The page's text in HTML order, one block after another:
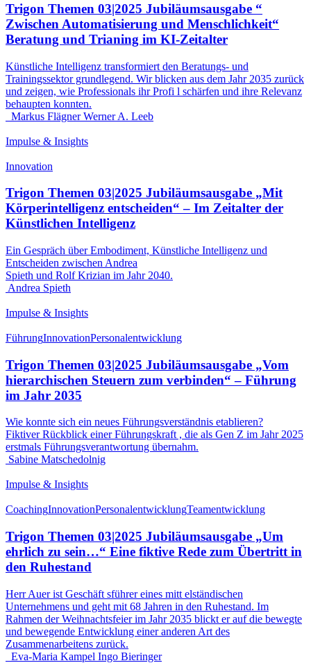
Trigon Themen 03|2025 Jubiläumsausgabe “
Zwischen Automatisierung und Menschlichkeit“
Beratung und Trianing im KI-Zeitalter
Künstliche Intelligenz transformiert den Beratungs- und
Trainingssektor grundlegend. Wir blicken aus dem Jahr 2035 zurück
und zeigen, wie Professionals ihr Profi l schärfen und ihre Relevanz
behaupten konnten.
Markus Flägner Werner A. Leeb
Impulse & Insights
Innovation
Trigon Themen 03|2025 Jubiläumsausgabe „Mit
Körperintelligenz entscheiden“ – Im Zeitalter der
Künstlichen Intelligenz
Ein Gespräch über Embodiment, Künstliche Intelligenz und
Entscheiden zwischen Andrea
Spieth und Rolf Krizian im Jahr 2040.
Andrea Spieth
Impulse & Insights
FührungInnovationPersonalentwicklung
Trigon Themen 03|2025 Jubiläumsausgabe „Vom
hierarchischen Steuern zum verbinden“ – Führung
im Jahr 2035
Wie konnte sich ein neues Führungsverständnis etablieren?
Fiktiver Rückblick einer Führungskraft , die als Gen Z im Jahr 2025
erstmals Führungsverantwortung übernahm.
Sabine Matschedolnig
Impulse & Insights
CoachingInnovationPersonalentwicklungTeamentwicklung
Trigon Themen 03|2025 Jubiläumsausgabe „Um
ehrlich zu sein…“ Eine fiktive Rede zum Übertritt in
den Ruhestand
Herr Auer ist Geschäft sführer eines mitt elständischen
Unternehmens und geht mit 68 Jahren in den Ruhestand. Im
Rahmen der Weihnachtsfeier im Jahr 2035 blickt er auf die bewegte
und bewegende Entwicklung einer anderen Art des
Zusammenarbeitens zurück.
Eva-Maria Kampel Ingo Bieringer